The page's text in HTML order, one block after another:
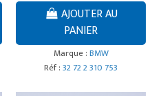
AJOUTER AU
PANIER
Marque :BMW
Réf :32 72 2 310 753